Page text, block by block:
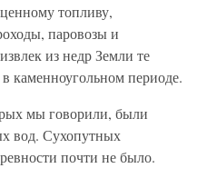
топливу,
паровозы и
из недр Земли те
каменноугольном периоде.
мы говорили, были
вод. Сухопутных
почти не было.